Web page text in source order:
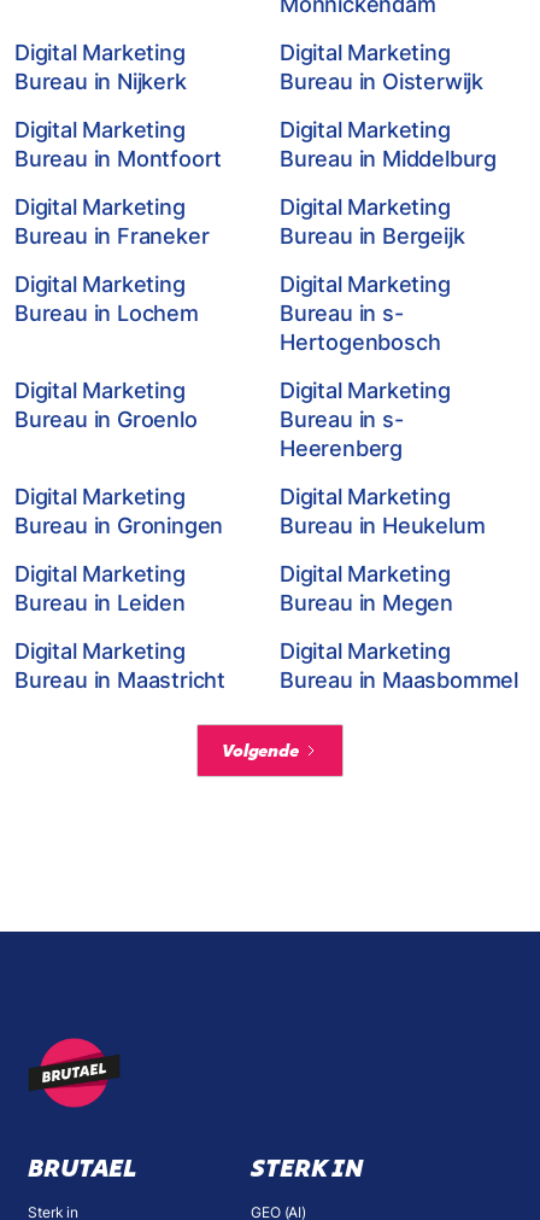
Digital Marketing
Bureau in Nijkerk
Digital Marketing
Bureau in Oisterwijk
Digital Marketing
Bureau in Montfoort
Digital Marketing
Bureau in Middelburg
Digital Marketing
Bureau in Franeker
Digital Marketing
Bureau in Bergeijk
Digital Marketing
Bureau in Lochem
Digital Marketing
Bureau in s-
Hertogenbosch
Digital Marketing
Bureau in Groenlo
Digital Marketing
Bureau in s-
Heerenberg
Digital Marketing
Bureau in Groningen
Digital Marketing
Bureau in Heukelum
Digital Marketing
Bureau in Leiden
Digital Marketing
Bureau in Megen
Digital Marketing
Bureau in Maastricht
Digital Marketing
Bureau in Maasbommel
Volgende
BRUTAEL
Sterk in
STERK IN
GEO (AI)